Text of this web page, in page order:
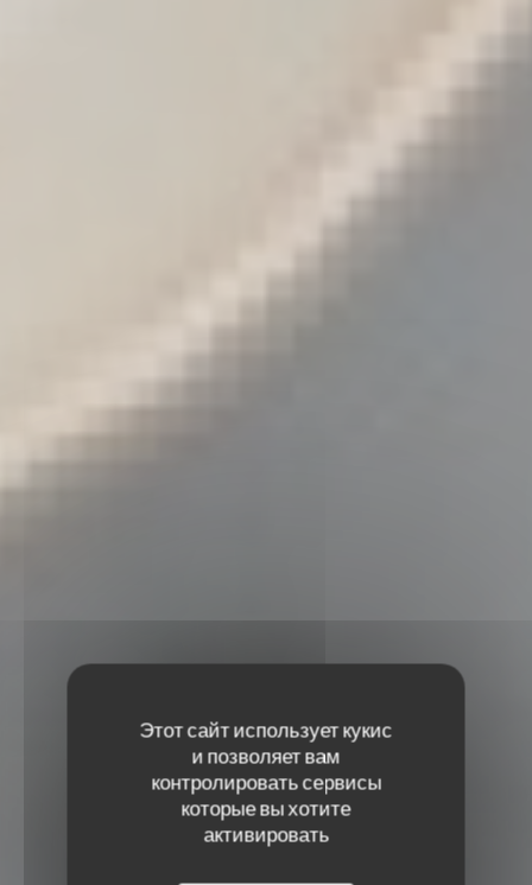
Этот сайт использует кукис
и позволяет вам
контролировать сервисы
которые вы хотите
активировать